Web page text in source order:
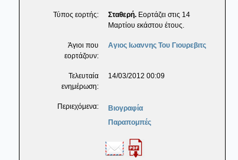
Τύπος εορτής: Σταθερή. Εορτάζει στις 14
Μαρτίου εκάστου έτους.
Άγιοι που
εορτάζουν:
Αγιος Ιωαννης Του Γιουρεβιτς
Τελευταία
ενημέρωση:
14/03/2012 00:09
Περιεχόμενα:
Βιογραφία
Παραπομπές